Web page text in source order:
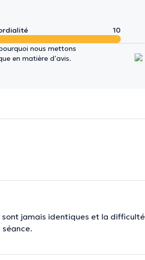
10
nous mettons
en matière d’avis.
sont jamais identiques et la difficulté